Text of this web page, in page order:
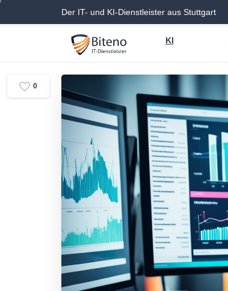
Der IT- und KI-Dienstleister aus Stuttgart
KI
0